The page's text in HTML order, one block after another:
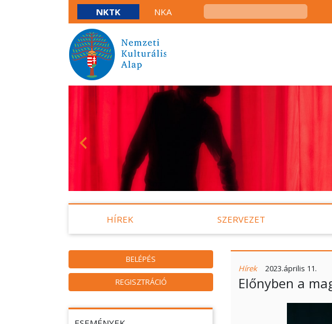
NKTK NKA
HÍREK SZERVEZET
BELÉPÉS
REGISZTRÁCIÓ
Hírek 2023.április 11.
Előnyben a